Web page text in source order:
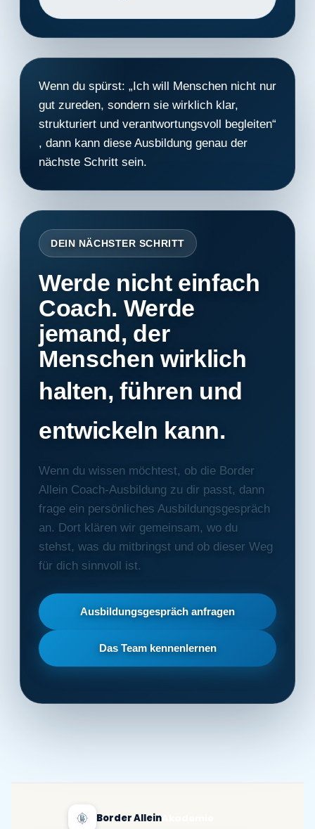
Wenn du spürst: „Ich will Menschen nicht nur
gut zureden, sondern sie wirklich klar,
strukturiert und verantwortungsvoll begleiten“
, dann kann diese Ausbildung genau der
nächste Schritt sein.
DEIN NÄCHSTER SCHRITT
Werde nicht einfach
Coach. Werde
jemand, der
Menschen wirklich
halten, führen und
entwickeln kann.
Wenn du wissen möchtest, ob die Border
Allein Coach-Ausbildung zu dir passt, dann
frage ein persönliches Ausbildungsgespräch
an. Dort klären wir gemeinsam, wo du
stehst, was du mitbringst und ob dieser Weg
für dich sinnvoll ist.
Ausbildungsgespräch anfragen
Das Team kennenlernen
Border AlleinAkademie